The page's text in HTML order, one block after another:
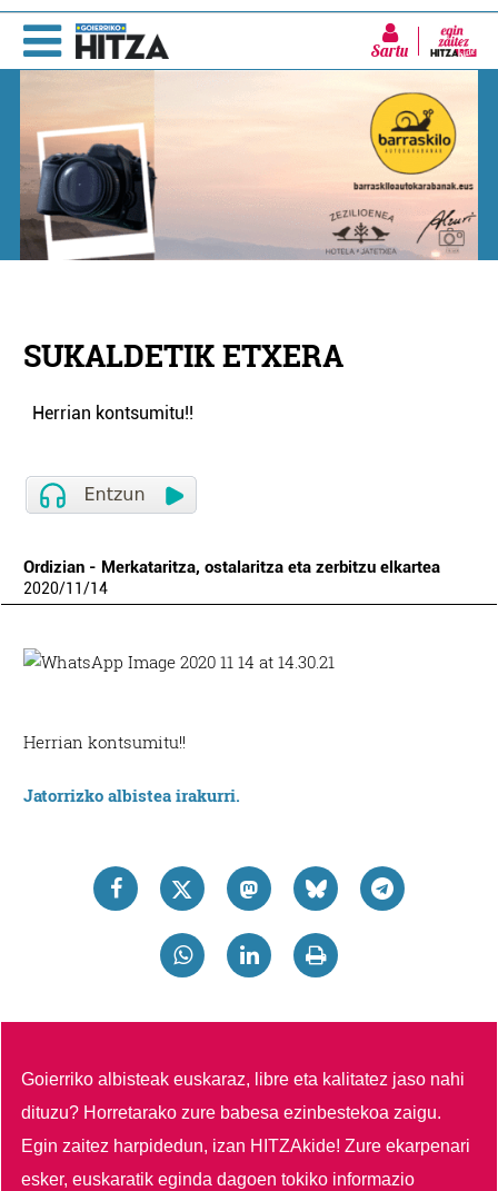
Sartu
SUKALDETIK ETXERA
Herrian kontsumitu!!
Ordizian - Merkataritza, ostalaritza eta zerbitzu elkartea
2020/11/14
Herrian kontsumitu!!
Jatorrizko albistea irakurri.
Goierriko albisteak euskaraz, libre eta kalitatez jaso nahi
dituzu? Horretarako zure babesa ezinbestekoa zaigu.
Egin zaitez harpidedun, izan HITZAkide!Zure ekarpenari
esker, euskaratik eginda dagoen tokiko informazio